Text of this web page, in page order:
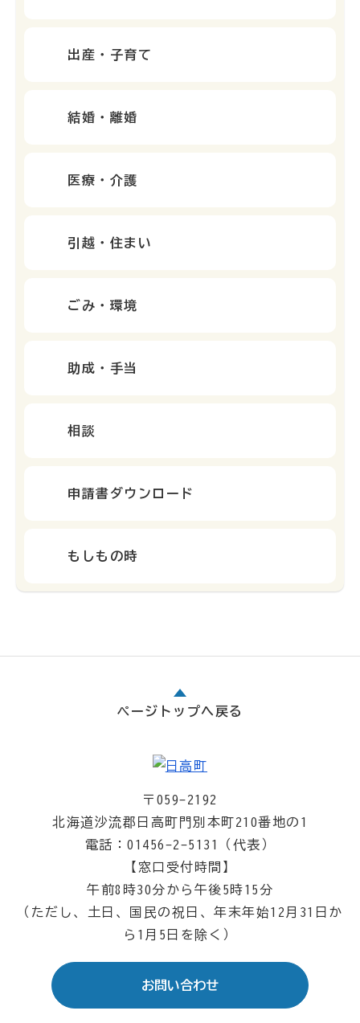
出産・子育て
結婚・離婚
医療・介護
引越・住まい
ごみ・環境
助成・手当
相談
申請書ダウンロード
もしもの時
ページトップへ戻る
〒059-2192
北海道沙流郡日高町門別本町210番地の1
電話：01456-2-5131（代表）
【窓口受付時間】
午前8時30分から午後5時15分
（ただし、土日、国民の祝日、年末年始12月31日か
ら1月5日を除く）
お問い合わせ